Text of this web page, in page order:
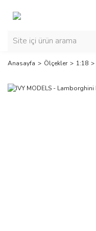
Anasayfa Ölçekler 1:18